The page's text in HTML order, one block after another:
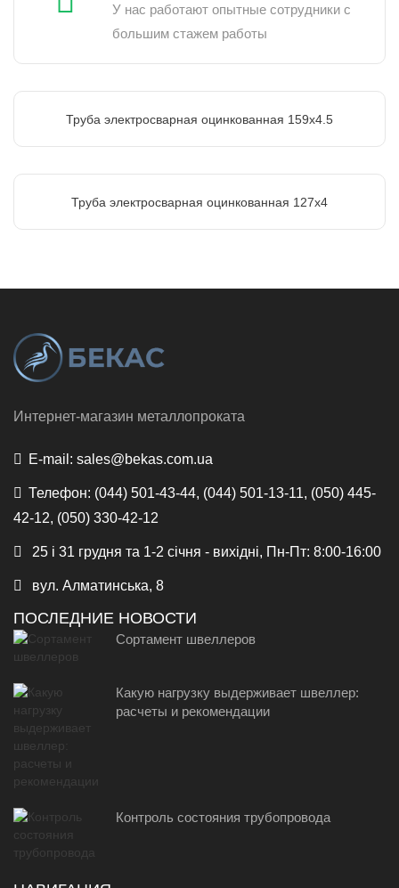
У нас работают опытные сотрудники с
большим стажем работы
Труба электросварная оцинкованная 159х4.5
Труба электросварная оцинкованная 127х4
Интернет-магазин металлопроката
E-mail: sales@bekas.com.ua
Телефон: (044) 501-43-44, (044) 501-13-11, (050) 445-
42-12, (050) 330-42-12
25 і 31 грудня та 1-2 січня - вихідні, Пн-Пт: 8:00-16:00
вул. Алматинська, 8
ПОСЛЕДНИЕ НОВОСТИ
Сортамент швеллеров
Какую нагрузку выдерживает швеллер:
расчеты и рекомендации
Контроль состояния трубопровода